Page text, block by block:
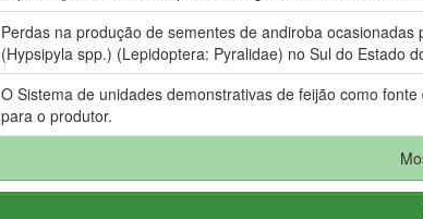
Perdas na produção de sementes de andiroba ocasionadas
(Hypsipyla spp.) (Lepidoptera: Pyralidae) no Sul do Estado
O Sistema de unidades demonstrativas de feijão como
para o produtor.